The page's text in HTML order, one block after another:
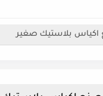
بلاستيك صغير